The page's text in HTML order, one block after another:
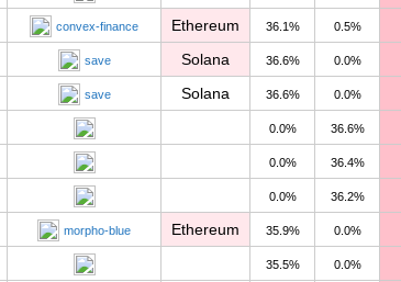
convex-finance Ethereum 36.1% 0.5%
save Solana 36.6% 0.0%
save Solana 36.6% 0.0%
0.0% 36.6%
0.0% 36.4%
0.0% 36.2%
morpho-blue Ethereum 35.9% 0.0%
35.5% 0.0%